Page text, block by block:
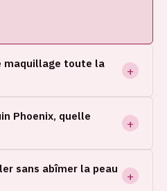
maquillage toute la
Phoenix, quelle
sans abîmer la peau